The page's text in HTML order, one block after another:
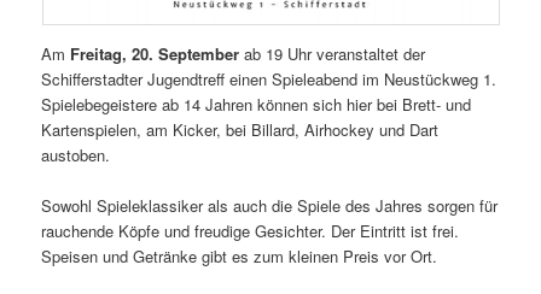
Am Freitag, 20. September ab 19 Uhr veranstaltet der
Schifferstadter Jugendtreff einen Spieleabend im Neustückweg 1.
Spielebegeistere ab 14 Jahren können sich hier bei Brett- und
Kartenspielen, am Kicker, bei Billard, Airhockey und Dart
austoben.
Sowohl Spieleklassiker als auch die Spiele des Jahres sorgen für
rauchende Köpfe und freudige Gesichter. Der Eintritt ist frei.
Speisen und Getränke gibt es zum kleinen Preis vor Ort.